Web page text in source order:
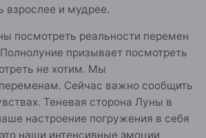
взрослее и мудрее.
посмотреть реальности перемен
призывает посмотреть
не хотим. Мы
Сейчас важно сообщить
Теневая сторона Луны в
настроение погружения в себя
наши интенсивные эмоции